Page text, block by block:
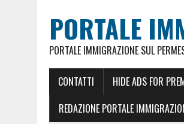
PORTALE
PORTALE IMMIGRAZIONE SUL
CONTATTI HIDE ADS FOR
REDAZIONE PORTALE